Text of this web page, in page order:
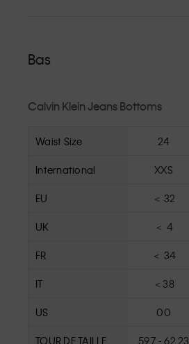
Bas
Calvin Klein Jeans Bottoms
Waist Size 24
International XXS
EU ＜ 32
UK ＜ 4
FR ＜ 34
IT ＜38
US 00
TOUR DE TAILLE 59.7 - 62.23